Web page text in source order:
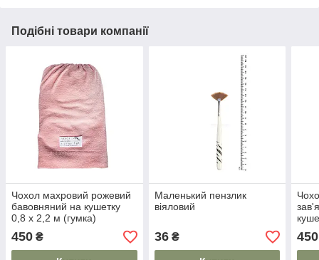
Подібні товари компанії
Чохол махровий рожевий
бавовняний на кушетку
0,8 х 2,2 м (гумка)
450 ₴
Маленький пензлик
віяловий
36₴ 450